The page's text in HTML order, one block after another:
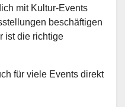
mit Kultur-Events
beschäftigen
ist die richtige
für viele Events direkt